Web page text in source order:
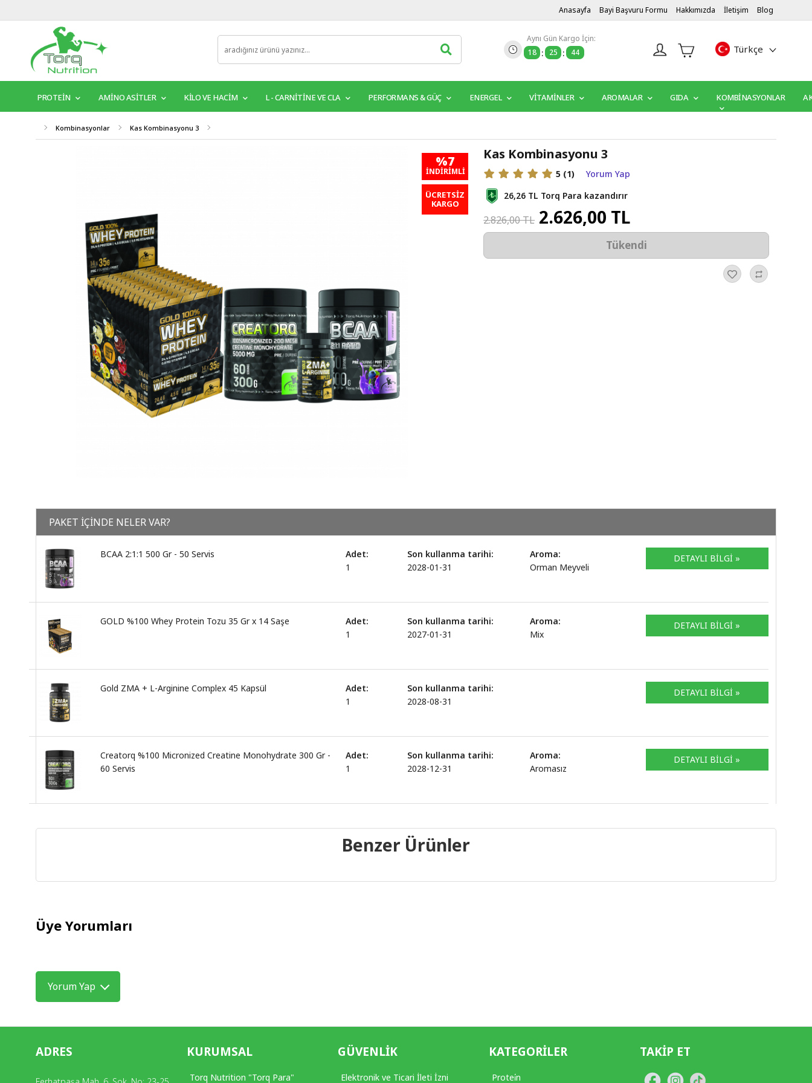
Anasayfa Bayi Başvuru Formu Hakkımızda İletişim Blog
Türkçe
Aynı Gün Kargo İçin:
18 : 25 : 42
PROTEİN AMINO ASITLER KILO VE HACIM L - CARNITINE VE CLA PERFORMANS & GÜÇ ENERGEL VİTAMİNLER AROMALAR GIDA KOMBINASYONLAR
Kombinasyonlar Kas Kombinasyonu 3
%7
İNDIRIMLI
ÜCRETSİZ
KARGO
Kas Kombinasyonu 3
5 (1)
Yorum Yap
26,26 TL Torq Para kazandırır
2.826,00 TL 2.626,00 TL
Tükendi
PAKET İÇİNDE NELER VAR?
BCAA 2:1:1 500 Gr - 50 Servis
Adet:
1
Son kullanma tarihi:
2028-01-31
Aroma:
Orman Meyveli
DETAYLI BİLGİ »
GOLD %100 Whey Protein Tozu 35 Gr x 14 Saşe
Adet:
1
Son kullanma tarihi:
2027-01-31
Aroma:
Mix
DETAYLI BİLGİ »
Gold ZMA + L-Arginine Complex 45 Kapsül
Adet:
1
Son kullanma tarihi:
2028-08-31
DETAYLI BİLGİ »
Creatorq %100 Micronized Creatine Monohydrate 300 Gr -
60 Servis
Adet:
1
Son kullanma tarihi:
2028-12-31
Aroma:
Aromasız
DETAYLI BİLGİ »
Benzer Ürünler
Üye Yorumları
Yorum Yap
ADRES KURUMSAL
Torq Nutrition "Torq Para"
GÜVENLIK
Elektronik ve Ticari İleti İzni
KATEGORILER
Protei̇n
TAKIP ET